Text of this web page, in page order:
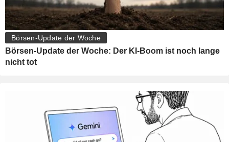
Börsen-Update der Woche
Börsen-Update der Woche: Der KI-Boom ist noch lange
nicht tot